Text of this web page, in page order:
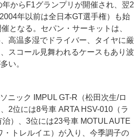
年からF1グランプリが開催され、翌2
年以前は全日本GT選手権）も始
となる。セパン・サーキットは、
高温多湿でドライバー、タイヤに厳
スコール見舞われるケースもあり波
い。
ニック IMPUL GT-R（松田次生/ロ
2位には8号車 ARTA HSV-010（ラ
）、3位には23号車 MOTUL AUTE
・トレルイエ）が入り、今季調子の